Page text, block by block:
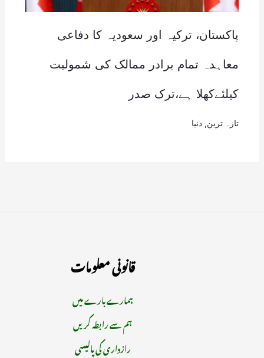
پاکستان، ترکیہ اور سعودیہ کا دفاعی
معاہدہ تمام برادر ممالک کی شمولیت
کیلئےکھلا ہے،ترک صدر
تازہ ترین دنیا
قانونی معلومات
ہمارے بارے میں
ہم سے رابطہ کریں
رازداری کی پالیسی